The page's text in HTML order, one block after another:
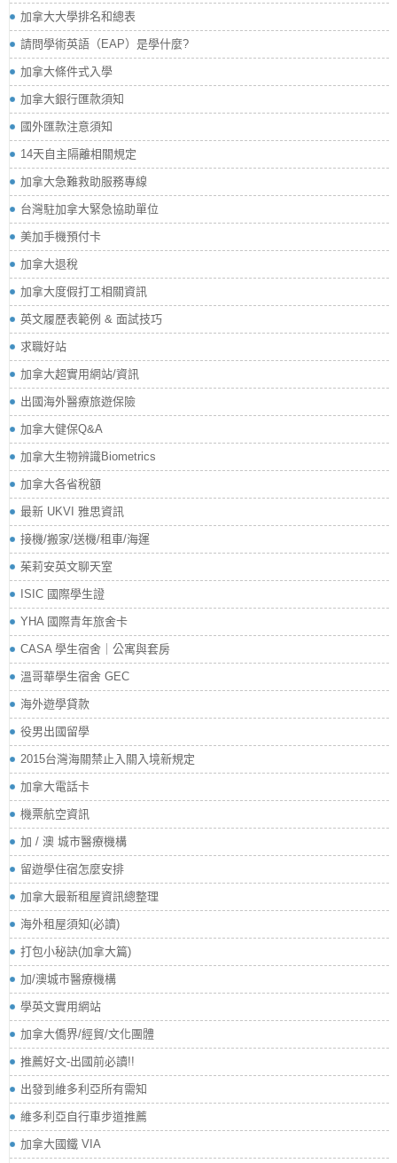
加拿大大學排名和總表
請問學術英語（EAP）是學什麼?
加拿大條件式入學
加拿大銀行匯款須知
國外匯款注意須知
14天自主隔離相關規定
加拿大急難救助服務專線
台灣駐加拿大緊急協助單位
美加手機預付卡
加拿大退稅
加拿大度假打工相關資訊
英文履歷表範例 & 面試技巧
求職好站
加拿大超實用網站/資訊
出國海外醫療旅遊保險
加拿大健保Q&A
加拿大生物辨識Biometrics
加拿大各省稅額
最新 UKVI 雅思資訊
接機/搬家/送機/租車/海運
茱莉安英文聊天室
ISIC 國際學生證
YHA 國際青年旅舍卡
CASA 學生宿舍｜公寓與套房
溫哥華學生宿舍 GEC
海外遊學貸款
役男出國留學
2015台灣海關禁止入關入境新規定
加拿大電話卡
機票航空資訊
加 / 澳 城市醫療機構
留遊學住宿怎麼安排
加拿大最新租屋資訊總整理
海外租屋須知(必讀)
打包小秘訣(加拿大篇)
加/澳城市醫療機構
學英文實用網站
加拿大僑界/經貿/文化團體
推薦好文-出國前必讀!!
出發到維多利亞所有需知
維多利亞自行車步道推薦
加拿大國鐵 VIA